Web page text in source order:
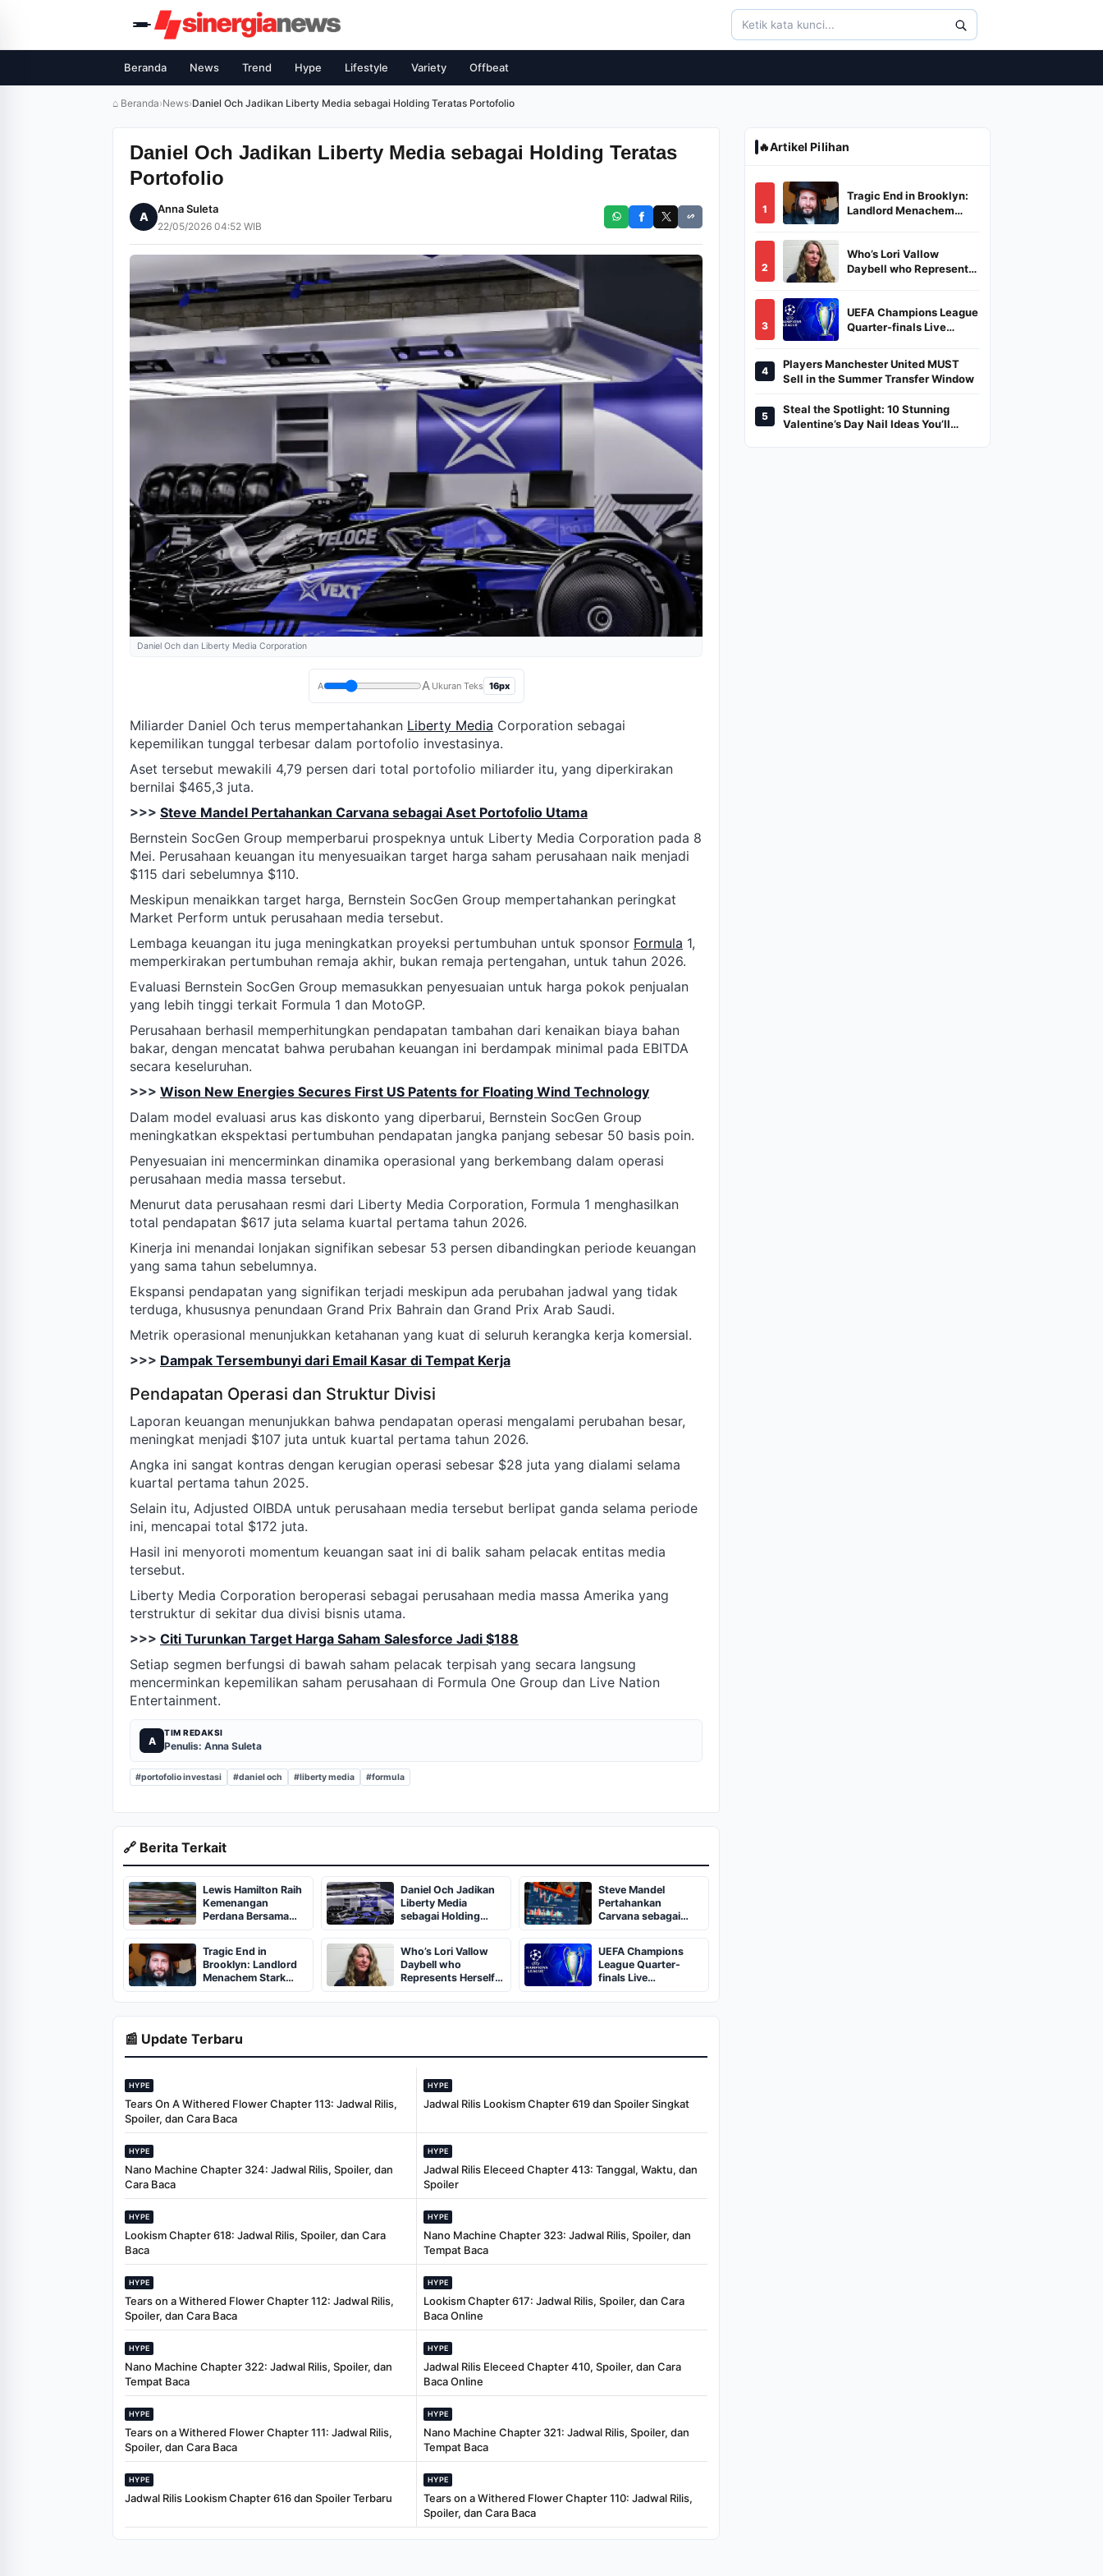
Beranda News Trend Hype Lifestyle Variety Offbeat
⌂ Beranda›News›Daniel Och Jadikan Liberty Media sebagai Holding Teratas Portofolio
Daniel Och Jadikan Liberty Media sebagai Holding Teratas
Portofolio
A
Anna Suleta
22/05/2026 04:52 WIB
Daniel Och dan Liberty Media Corporation
A A Ukuran Teks 16px
Miliarder Daniel Och terus mempertahankan Liberty Media Corporation sebagai
kepemilikan tunggal terbesar dalam portofolio investasinya.
Aset tersebut mewakili 4,79 persen dari total portofolio miliarder itu, yang diperkirakan
bernilai $465,3 juta.
>>> Steve Mandel Pertahankan Carvana sebagai Aset Portofolio Utama
Bernstein SocGen Group memperbarui prospeknya untuk Liberty Media Corporation pada 8
Mei. Perusahaan keuangan itu menyesuaikan target harga saham perusahaan naik menjadi
$115 dari sebelumnya $110.
Meskipun menaikkan target harga, Bernstein SocGen Group mempertahankan peringkat
Market Perform untuk perusahaan media tersebut.
Lembaga keuangan itu juga meningkatkan proyeksi pertumbuhan untuk sponsor Formula 1,
memperkirakan pertumbuhan remaja akhir, bukan remaja pertengahan, untuk tahun 2026.
Evaluasi Bernstein SocGen Group memasukkan penyesuaian untuk harga pokok penjualan
yang lebih tinggi terkait Formula 1 dan MotoGP.
Perusahaan berhasil memperhitungkan pendapatan tambahan dari kenaikan biaya bahan
bakar, dengan mencatat bahwa perubahan keuangan ini berdampak minimal pada EBITDA
secara keseluruhan.
>>> Wison New Energies Secures First US Patents for Floating Wind Technology
Dalam model evaluasi arus kas diskonto yang diperbarui, Bernstein SocGen Group
meningkatkan ekspektasi pertumbuhan pendapatan jangka panjang sebesar 50 basis poin.
Penyesuaian ini mencerminkan dinamika operasional yang berkembang dalam operasi
perusahaan media massa tersebut.
Menurut data perusahaan resmi dari Liberty Media Corporation, Formula 1 menghasilkan
total pendapatan $617 juta selama kuartal pertama tahun 2026.
Kinerja ini menandai lonjakan signifikan sebesar 53 persen dibandingkan periode keuangan
yang sama tahun sebelumnya.
Ekspansi pendapatan yang signifikan terjadi meskipun ada perubahan jadwal yang tidak
terduga, khususnya penundaan Grand Prix Bahrain dan Grand Prix Arab Saudi.
Metrik operasional menunjukkan ketahanan yang kuat di seluruh kerangka kerja komersial.
>>> Dampak Tersembunyi dari Email Kasar di Tempat Kerja
Pendapatan Operasi dan Struktur Divisi
Laporan keuangan menunjukkan bahwa pendapatan operasi mengalami perubahan besar,
meningkat menjadi $107 juta untuk kuartal pertama tahun 2026.
Angka ini sangat kontras dengan kerugian operasi sebesar $28 juta yang dialami selama
kuartal pertama tahun 2025.
Selain itu, Adjusted OIBDA untuk perusahaan media tersebut berlipat ganda selama periode
ini, mencapai total $172 juta.
Hasil ini menyoroti momentum keuangan saat ini di balik saham pelacak entitas media
tersebut.
Liberty Media Corporation beroperasi sebagai perusahaan media massa Amerika yang
terstruktur di sekitar dua divisi bisnis utama.
>>> Citi Turunkan Target Harga Saham Salesforce Jadi $188
Setiap segmen berfungsi di bawah saham pelacak terpisah yang secara langsung
mencerminkan kepemilikan saham perusahaan di Formula One Group dan Live Nation
Entertainment.
A
TIM REDAKSI
Penulis: Anna Suleta
#portofolio investasi #daniel och #liberty media #formula
🔗 Berita Terkait
Lewis Hamilton Raih
Kemenangan
Perdana Bersama
Ferrari di GP Spanyol
2026
Daniel Och Jadikan
Liberty Media
sebagai Holding
Teratas Portofolio
Steve Mandel
Pertahankan
Carvana sebagai
Aset Portofolio
Utama
Tragic End in
Brooklyn: Landlord
Menachem Stark
Abducted,
Suffocated, and Left
Burned in a
Who’s Lori Vallow
Daybell who
Represents Herself
in Fourth Husband's
Murder Trial
UEFA Champions
League Quarter-
finals Live
Streaming: Leg 1
Fixtures, Timings,
When And Where To
📰 Update Terbaru
HYPE
Tears On A Withered Flower Chapter 113: Jadwal Rilis,
Spoiler, dan Cara Baca
HYPE
Jadwal Rilis Lookism Chapter 619 dan Spoiler Singkat
HYPE
Nano Machine Chapter 324: Jadwal Rilis, Spoiler, dan
Cara Baca
HYPE
Jadwal Rilis Eleceed Chapter 413: Tanggal, Waktu, dan
Spoiler
HYPE
Lookism Chapter 618: Jadwal Rilis, Spoiler, dan Cara
Baca
HYPE
Nano Machine Chapter 323: Jadwal Rilis, Spoiler, dan
Tempat Baca
HYPE
Tears on a Withered Flower Chapter 112: Jadwal Rilis,
Spoiler, dan Cara Baca
HYPE
Lookism Chapter 617: Jadwal Rilis, Spoiler, dan Cara
Baca Online
HYPE
Nano Machine Chapter 322: Jadwal Rilis, Spoiler, dan
Tempat Baca
HYPE
Jadwal Rilis Eleceed Chapter 410, Spoiler, dan Cara
Baca Online
HYPE
Tears on a Withered Flower Chapter 111: Jadwal Rilis,
Spoiler, dan Cara Baca
HYPE
Nano Machine Chapter 321: Jadwal Rilis, Spoiler, dan
Tempat Baca
HYPE
Jadwal Rilis Lookism Chapter 616 dan Spoiler Terbaru
HYPE
Tears on a Withered Flower Chapter 110: Jadwal Rilis,
Spoiler, dan Cara Baca
🔥Artikel Pilihan
1
Tragic End in Brooklyn:
Landlord Menachem
Burned in a Dumpster
2
Who’s Lori Vallow
Daybell who Represents
3
UEFA Champions League
Quarter-finals Live
And Where To Watch
4
Players Manchester United MUST
Sell in the Summer Transfer Window
5
Steal the Spotlight: 10 Stunning
Valentine’s Day Nail Ideas You’ll